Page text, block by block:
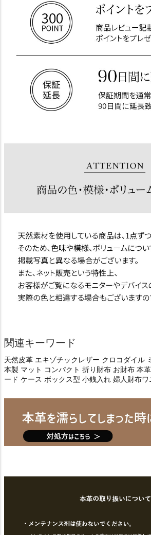
関連キーワード
天然皮革 エキゾチックレザー クロコダイル
本製 マット コンパクト 折り財布 お財布 本
ード ケース ボックス型 小銭入れ 婦人財布